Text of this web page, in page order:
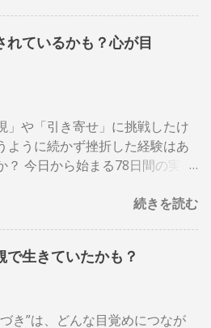
によっては難しく感じるかもし
でも、頭で理解しようとしなく
「思い通りに動かそう」と頑張
まいます。 しかしトランサーフ
は、現実と戦わず、もっと軽や
ィン実践マニュアル』は、難し
クです。 この本がおすすめな人
で「無理かも」と感じてしまう
れているかも？心が目
」や「引き寄せ」に挑戦したけ
ように続かず挫折した経験はあ
？ 今日から始まる78日間の実践
の現実」を創造していくための旅
ンって何？ 「トランサーフィ
が映し出された波を乗りこなす
続きを読む
生きていたかも？
き”は、どんな目覚めにつなが